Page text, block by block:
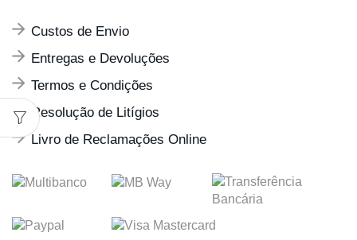
Custos de Envio
Entregas e Devoluções
Termos e Condições
Resolução de Litígios
Livro de Reclamações Online